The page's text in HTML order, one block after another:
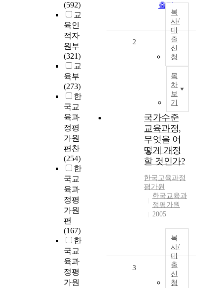
(592)
교
육인
적자
원부
(321)
교
육부
(273)
한
국교
육과
정평
가원
편찬
(254)
한
국교
육과
정평
가원
편
(167)
한
국교
육과
정평
가원
출력
복
사/
대
출
신
청
목
차
보
기
2
국가수준
교육과정,
무엇을 어
떻게 개정
할 것인가?
한국교육과정
평가원
한국교육과
정평가원
2005
복
사/
대
출
신
청
3